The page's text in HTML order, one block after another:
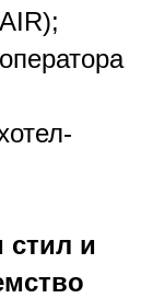
);
стил и